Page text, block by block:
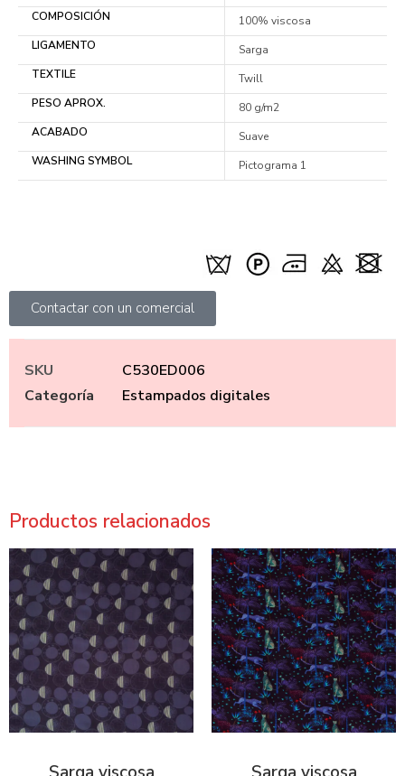
COMPOSICIÓN
100% viscosa
LIGAMENTO
Sarga
TEXTILE
Twill
PESO APROX.
80 g/m2
ACABADO
Suave
WASHING SYMBOL
Pictograma 1
Contactar con un comercial
SKU
C530ED006
Categoría
Estampados digitales
Productos relacionados